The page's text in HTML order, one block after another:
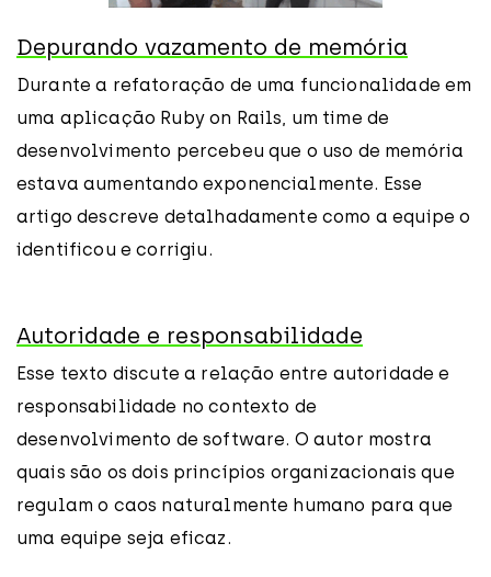
Depurando vazamento de memória
Durante a refatoração de uma funcionalidade em
uma aplicação Ruby on Rails, um time de
desenvolvimento percebeu que o uso de memória
estava aumentando exponencialmente. Esse
artigo descreve detalhadamente como a equipe o
identificou e corrigiu.
Autoridade e responsabilidade
Esse texto discute a relação entre autoridade e
responsabilidade no contexto de
desenvolvimento de software. O autor mostra
quais são os dois princípios organizacionais que
regulam o caos naturalmente humano para que
uma equipe seja eficaz.